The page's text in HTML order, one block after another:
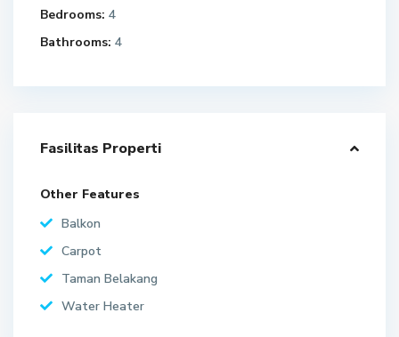
Bedrooms: 4
Bathrooms: 4
Fasilitas Properti
Other Features
Balkon
Carpot
Taman Belakang
Water Heater